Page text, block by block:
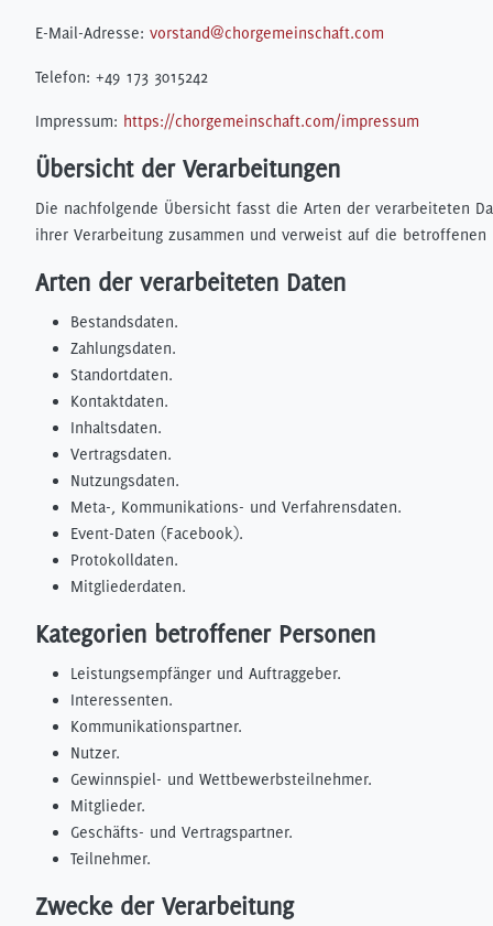
E-Mail-Adresse: vorstand@chorgemeinschaft.com
Telefon: +49 173 3015242
Impressum: https://chorgemeinschaft.com/impressum
Übersicht der Verarbeitungen
Die nachfolgende Übersicht fasst die Arten der verarbeiteten
ihrer Verarbeitung zusammen und verweist auf die betroffenen
Arten der verarbeiteten Daten
Bestandsdaten.
Zahlungsdaten.
Standortdaten.
Kontaktdaten.
Inhaltsdaten.
Vertragsdaten.
Nutzungsdaten.
Meta-, Kommunikations- und Verfahrensdaten.
Event-Daten (Facebook).
Protokolldaten.
Mitgliederdaten.
Kategorien betroffener Personen
Leistungsempfänger und Auftraggeber.
Interessenten.
Kommunikationspartner.
Nutzer.
Gewinnspiel- und Wettbewerbsteilnehmer.
Mitglieder.
Geschäfts- und Vertragspartner.
Teilnehmer.
Zwecke der Verarbeitung